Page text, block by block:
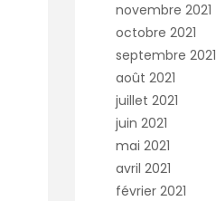
novembre 2021
octobre 2021
septembre 2021
août 2021
juillet 2021
juin 2021
mai 2021
avril 2021
février 2021